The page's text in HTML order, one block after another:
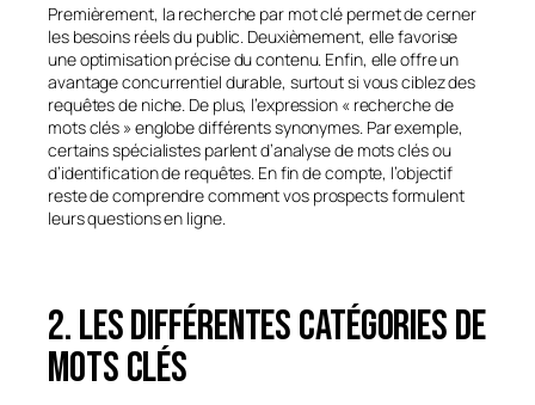
Premièrement, la recherche par mot clé permet de cerner
les besoins réels du public. Deuxièmement, elle favorise
une optimisation précise du contenu. Enfin, elle offre un
avantage concurrentiel durable, surtout si vous ciblez des
requêtes de niche. De plus, l’expression « recherche de
mots clés » englobe différents synonymes. Par exemple,
certains spécialistes parlent d’analyse de mots clés ou
d’identification de requêtes. En fin de compte, l’objectif
reste de comprendre comment vos prospects formulent
leurs questions en ligne.
2. Les différentes catégories de
mots clés